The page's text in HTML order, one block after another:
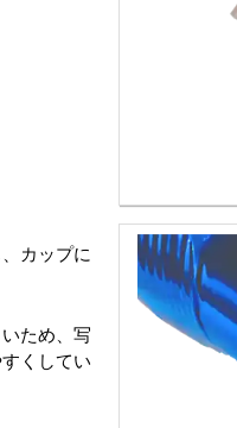
カップに
ため、写
くしてい